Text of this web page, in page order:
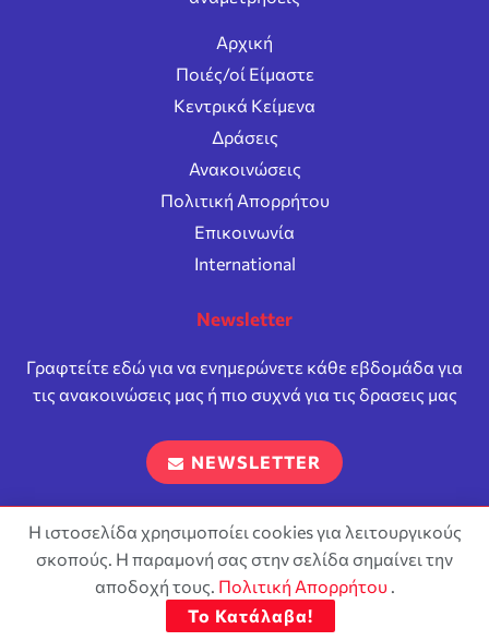
Αρχική
Ποιές/οί Είμαστε
Κεντρικά Κείμενα
Δράσεις
Ανακοινώσεις
Πολιτική Απορρήτου
Επικοινωνία
International
Newsletter
Γραφτείτε εδώ για να ενημερώνετε κάθε εβδομάδα για
τις ανακοινώσεις μας ή πιο συχνά για τις δρασεις μας
NEWSLETTER
Επιτρέπεται η αναπαραγωγή και διανομή του περιεχόμενου
σύμφωνα με τους όρους της άδειαςAttribution-ShareAlike 4.0
International (CC BY-SA 4.0)
Η ιστοσελίδα χρησιμοποίει cookies για λειτουργικούς
σκοπούς. Η παραμονή σας στην σελίδα σημαίνει την
αποδοχή τους. Πολιτική Απορρήτου .
Το Κατάλαβα!